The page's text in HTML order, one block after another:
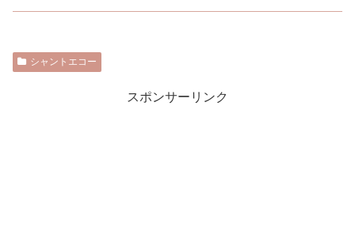
シャントエコー
スポンサーリンク